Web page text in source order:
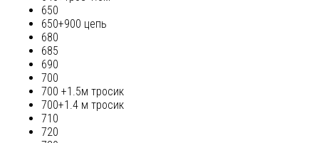
650
650+900 цепь
680
685
690
700
700 +1.5м тросик
700+1.4 м тросик
710
720